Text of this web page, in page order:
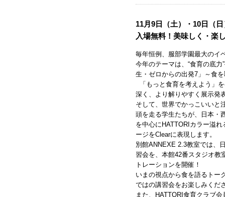
11月9日（土）・10日（
入場無料！美味しく・楽
毎年恒例、服部学園最大のイ
今年のテーマは、“食育の底
生・ゼロからの出発7」～食
「もっと食育を考えよう」
深く、より解りやすく展示発
そして、世界でかっこいいと
頭を走る学生たちが、日本・
を中心にHATTORIカラー溢
ージをClearに表現します。
別館ANNEXE 2.3教室では、
習会を、本館42番スタジオ教
トレーションを開催！
いまの視点から食を語るトー
ではの講習会をお楽しみくだ
また、HATTORI食育クラブ